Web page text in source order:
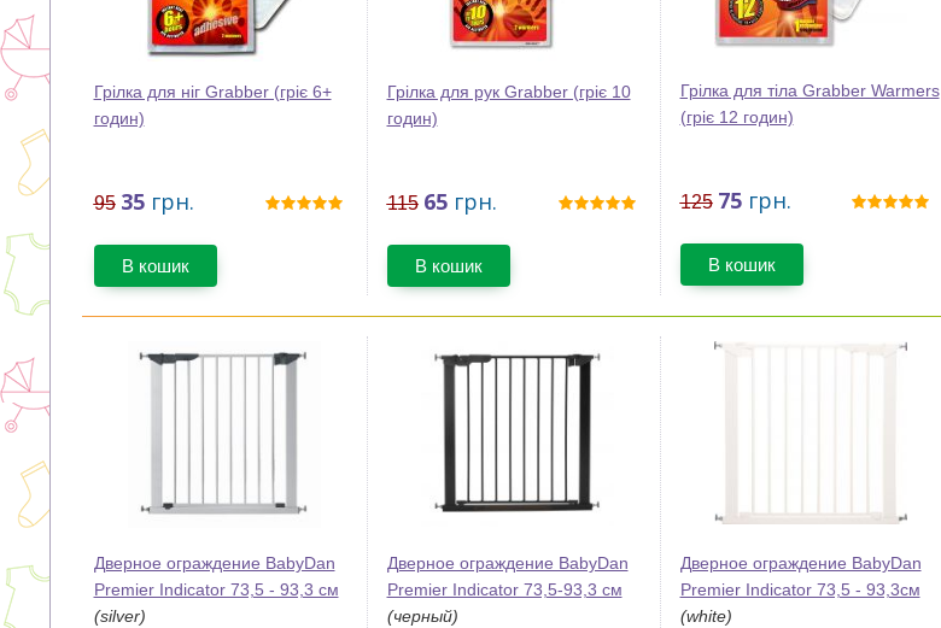
Грілка для ніг Grabber (гріє 6+
годин)
95 35 грн.
В кошик
Грілка для рук Grabber (гріє 10
годин)
115 65 грн.
В кошик
Грілка для тіла Grabber Warmers
(гріє 12 годин)
125 75 грн.
В кошик
Дверное ограждение BabyDan
Premier Indicator 73,5 - 93,3 см
(silver)
Дверное ограждение BabyDan
Premier Indicator 73,5-93,3 см
(черный)
Дверное ограждение BabyDan
Premier Indicator 73,5 - 93,3см
(white)